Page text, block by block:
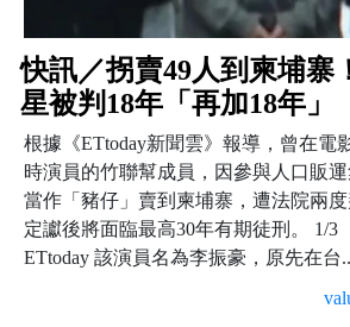
快訊／拐賣49人到柬埔寨
星被判18年「再加18年」
根據《ETtoday新聞雲》報導，曾在電
時演員的竹聯幫成員，因參與人口販
當作「豬仔」賣到柬埔寨，遭法院兩
定讞後將面臨最高30年有期徒刑。 1/3
ETtoday 該演員名為李振豪，原先在台